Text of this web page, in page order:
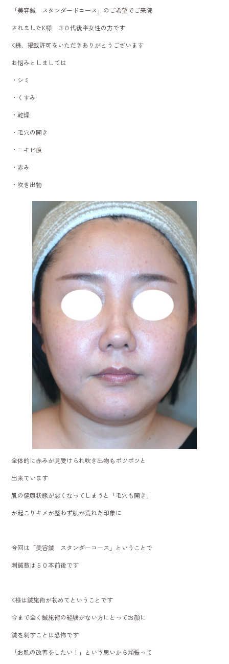
o
ok
「美容鍼 スタンダードコース」のご希望でご来院
されましたK様 ３０代後半女性の方です
K様、掲載許可をいただきありがとうございます
お悩みとしましては
・シミ
・くすみ
・乾燥
・毛穴の開き
・ニキビ痕
・赤み
・吹き出物
全体的に赤みが見受けられ吹き出物もポツポツと
出来ています
肌の健康状態が悪くなってしまうと「毛穴も開き」
が起こりキメが整わず肌が荒れた印象に
今回は「美容鍼 スタンダーコース」ということで
刺鍼数は５０本前後です
K様は鍼施術が初めてということです
今まで全く鍼施術の経験がない方にとってお顔に
鍼を刺すことは恐怖です
「お肌の改善をしたい！」という思いから頑張って